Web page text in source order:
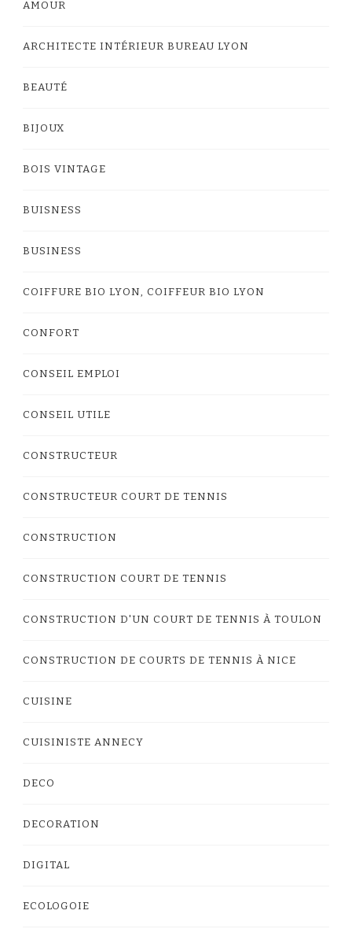
AMOUR
ARCHITECTE INTÉRIEUR BUREAU LYON
BEAUTÉ
BIJOUX
BOIS VINTAGE
BUISNESS
BUSINESS
COIFFURE BIO LYON, COIFFEUR BIO LYON
CONFORT
CONSEIL EMPLOI
CONSEIL UTILE
CONSTRUCTEUR
CONSTRUCTEUR COURT DE TENNIS
CONSTRUCTION
CONSTRUCTION COURT DE TENNIS
CONSTRUCTION D'UN COURT DE TENNIS À TOULON
CONSTRUCTION DE COURTS DE TENNIS À NICE
CUISINE
CUISINISTE ANNECY
DECO
DECORATION
DIGITAL
ECOLOGOIE